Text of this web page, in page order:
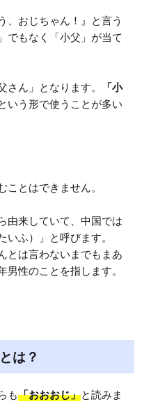
、おじちゃん！』と言う
でもなく「小父」が当て
ん」となります。
「小
いう形で使うことが多い
ことはできません。
由来していて、中国では
ふ）」と呼びます。
とは言わないまでもまあ
男性のことを指します。
は？
も「おおおじ」と読みま